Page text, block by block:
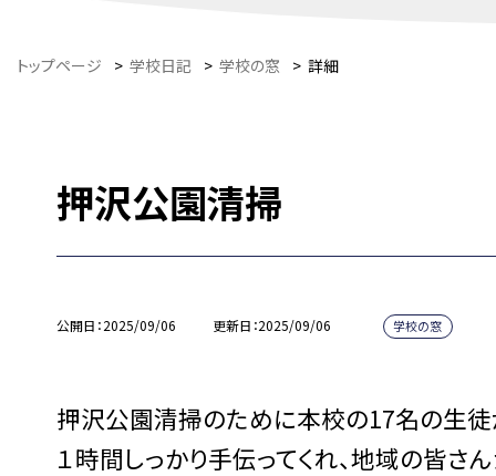
トップページ > 学校日記 > 学校の窓 > 詳細
押沢公園清掃
公開日 2025/09/06 更新日 2025/09/06 学校の窓
押沢公園清掃のために本校の17名の生徒
１時間しっかり手伝ってくれ、地域の皆さ